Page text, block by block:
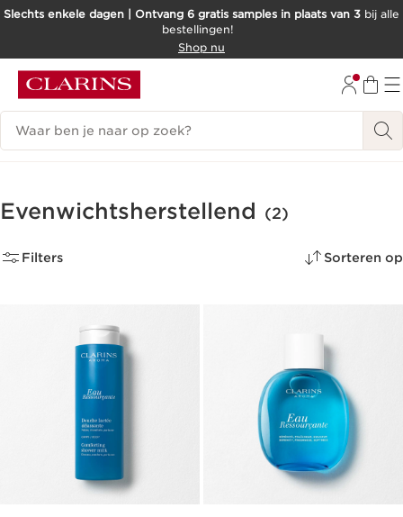
DOORGAAN NAAR INHOUD
Slechts enkele dagen | Ontvang 6 gratis samples in plaats van 3 bij alle
bestellingen!
Shop nu
Zoekgeschiedenis
Evenwichtsherstellend (2)
Filters Sorteren op